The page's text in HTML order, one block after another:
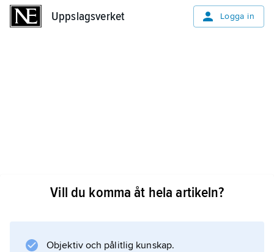
Uppslagsverket Logga in
Vill du komma åt hela artikeln?
Objektiv och pålitlig kunskap.